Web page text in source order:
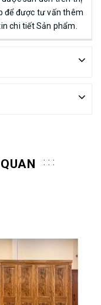
để được tư vấn thêm
chi tiết Sản phẩm.